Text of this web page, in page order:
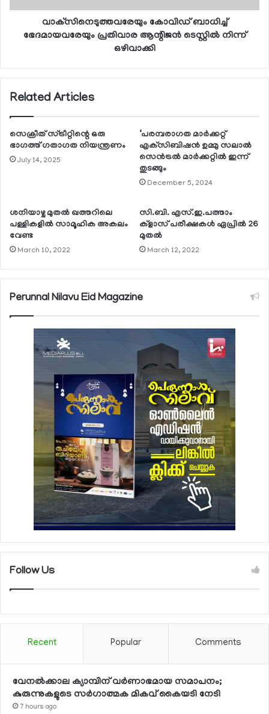
വാക്‌സിനെടുത്തവരേയും കോവിഡ് ബാധിച്ച്
ഭേദമായവരേയും പ്രതിവാര ആന്റിജന്‍ ടെസ്റ്റില്‍ നിന്ന്
ഒഴിവാക്കി
Related Articles
സെക്രീത് സ്ട്രീറ്റിന്റെ ഒരു
ഭാഗത്ത് ഗതാഗത നിയന്ത്രണം
July 14, 2025
‘പരമ്പരാഗത മാര്‍ക്കറ്റ്
എക്‌സിബിഷന്‍ ഉമ്മു സലാല്‍
സെന്‍ട്രല്‍ മാര്‍ക്കറ്റില്‍ ഇന്ന്
തുടങ്ങും
December 5, 2024
ശനിയാഴ്ച മുതല്‍ ഖത്തറിലെ
പള്ളികളില്‍ സാമൂഹിക അകലം
വേണ്ട
March 10, 2022
സി.ബി. എസ്.ഇ.പത്താം
ക്‌ളാസ് പരീക്ഷകള്‍ ഏപ്രില്‍ 26
മുതല്‍
March 12, 2022
Perunnal Nilavu Eid Magazine
Follow Us
Recent Popular Comments
വേനല്‍ക്കാല ക്യാമ്പിന് വര്‍ണാഭമായ സമാപനം;
കുരുന്നുകളുടെ സര്‍ഗാത്മക മികവ് കൈയടി നേടി
7 hours ago